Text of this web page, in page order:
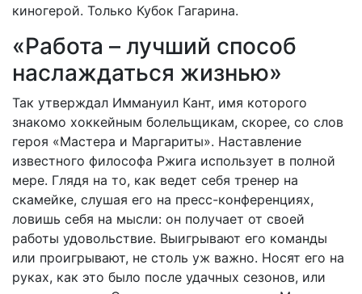
киногерой. Только Кубок Гагарина.
«Работа – лучший способ
наслаждаться жизнью»
Так утверждал Иммануил Кант, имя которого
знакомо хоккейным болельщикам, скорее, со слов
героя «Мастера и Маргариты». Наставление
известного философа Ржига использует в полной
мере. Глядя на то, как ведет себя тренер на
скамейке, слушая его на пресс-конференциях,
ловишь себя на мысли: он получает от своей
работы удовольствие. Выигрывают его команды
или проигрывают, не столь уж важно. Носят его на
руках, как это было после удачных сезонов, или